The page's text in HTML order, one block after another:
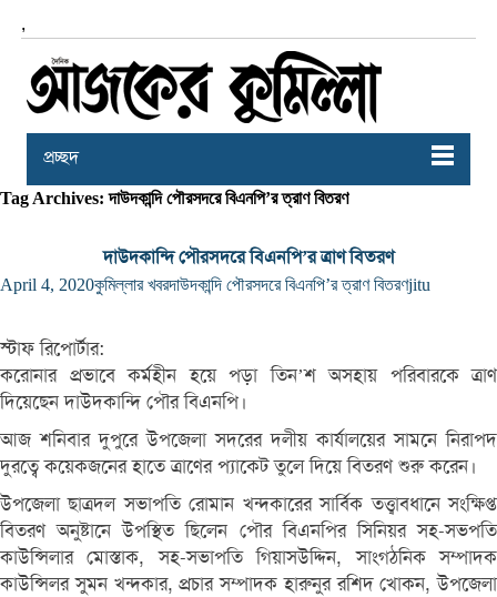
,
প্রচ্ছদ
Tag Archives: দাউদকান্দি পৌরসদরে বিএনপি’র ত্রাণ বিতরণ
দাউদকান্দি পৌরসদরে বিএনপি’র ত্রাণ বিতরণ
April 4, 2020কুমিল্লার খবরদাউদকান্দি পৌরসদরে বিএনপি’র ত্রাণ বিতরণjitu
স্টাফ রিপোর্টার:
করোনার প্রভাবে কর্মহীন হয়ে পড়া তিন’শ অসহায় পরিবারকে ত্রাণ
দিয়েছেন দাউদকান্দি পৌর বিএনপি।
আজ শনিবার দুপুরে উপজেলা সদরের দলীয় কার্যালয়ের সামনে নিরাপদ
দুরত্বে কয়েকজনের হাতে ত্রাণের প্যাকেট তুলে দিয়ে বিতরণ শুরু করেন।
উপজেলা ছাত্রদল সভাপতি রোমান খন্দকারের সার্বিক তত্ত্বাবধানে সংক্ষিপ্ত
বিতরণ অনুষ্টানে উপস্থিত ছিলেন পৌর বিএনপির সিনিয়র সহ-সভপতি
কাউন্সিলার মোস্তাক, সহ-সভাপতি গিয়াসউদ্দিন, সাংগঠনিক সম্পাদক
কাউন্সিলর সুমন খন্দকার, প্রচার সম্পাদক হারুনুর রশিদ খোকন, উপজেলা